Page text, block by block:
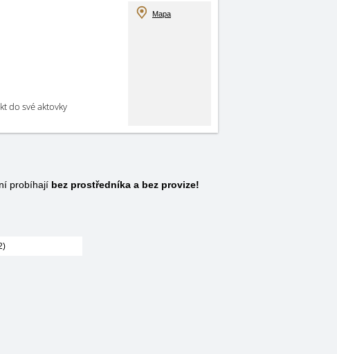
do své aktovky
Mapa
probíhají bez prostředníka a bez provize!